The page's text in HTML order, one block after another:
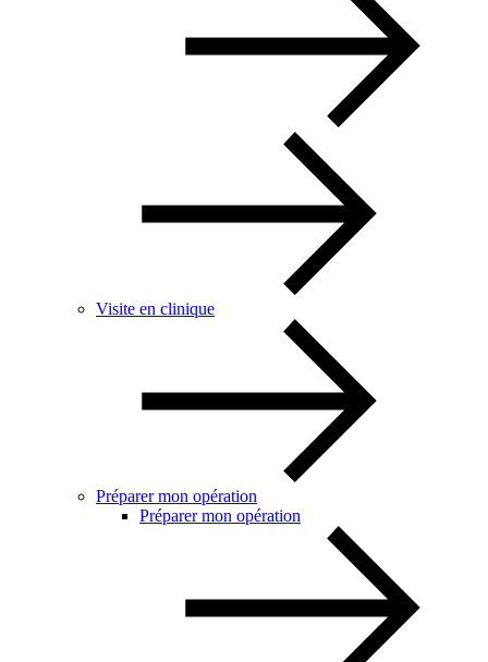
Visite en clinique
Préparer mon opération
Préparer mon opération